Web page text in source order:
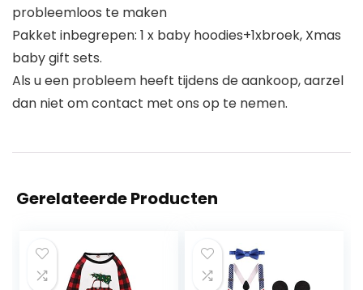
probleemloos te maken
Pakket inbegrepen: 1 x baby hoodies+1xbroek, Xmas
baby gift sets.
Als u een probleem heeft tijdens de aankoop, aarzel
dan niet om contact met ons op te nemen.
Gerelateerde Producten